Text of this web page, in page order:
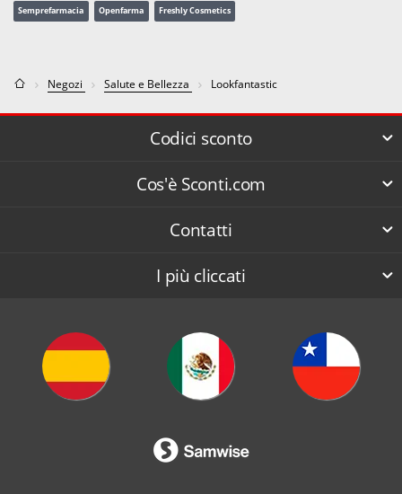
Semprefarmacia Openfarma Freshly Cosmetics
Negozi Salute e Bellezza Lookfantastic
Codici sconto
Cos'è Sconti.com
Contatti
I più cliccati